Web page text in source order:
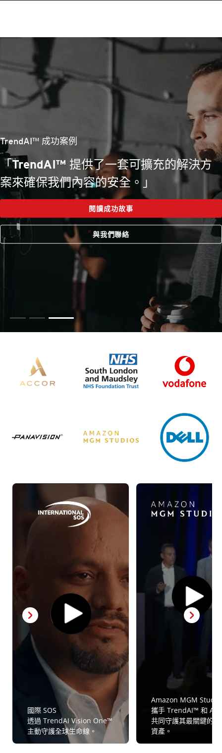
TrendAI™ 成功案例
「重點在於有效、創新的工具，再加上出
色的合作關係...」
閱讀成功故事
與我們聯絡
國際 SOS
透過 TrendAI Vision One™
主動守護全球生命線。
Amazon MGM
攜手 TrendAI™ 和
共同守護其最關鍵的
資產。